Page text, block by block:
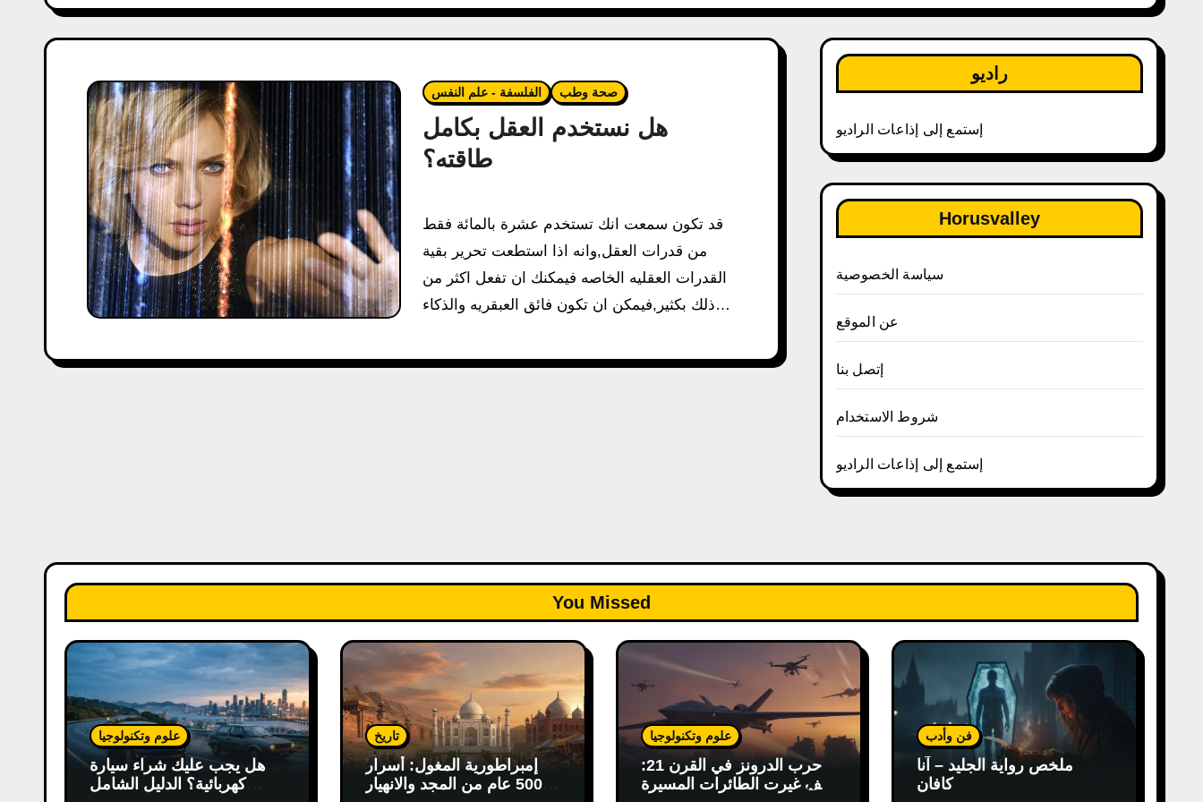
الفلسفة - علم النفس صحة وطب
هل نستخدم العقل بكامل
طاقته؟
قد تكون سمعت انك تستخدم عشرة بالمائة فقط
من قدرات العقل,وانه اذا استطعت تحرير بقية
القدرات العقليه الخاصه فيمكنك ان تفعل اكثر من
ذلك بكثير,فيمكن ان تكون فائق العبقريه والذكاء…
راديو
إستمع إلى إذاعات الراديو
Horusvalley
سياسة الخصوصية
عن الموقع
إتصل بنا
شروط الاستخدام
إستمع إلى إذاعات الراديو
You Missed
علوم وتكنولوجيا
هل يجب عليك شراء سيارة
كهربائية؟ الدليل الشامل
تاريخ
إمبراطورية المغول: أسرار
500 عام من المجد والانهيار
علوم وتكنولوجيا
حرب الدرونز في القرن 21:
كيف غيرت الطائرات المسيرة
فن وأدب
ملخص رواية الجليد – آنا
كافان